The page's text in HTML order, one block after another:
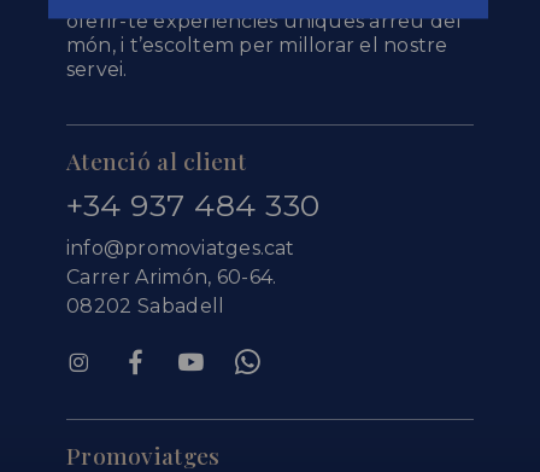
oferir-te experiències úniques arreu del
món, i t’escoltem per millorar el nostre
servei.
Atenció al client
+34 937 484 330
info@promoviatges.cat
Carrer Arimón, 60-64.
08202 Sabadell
Promoviatges